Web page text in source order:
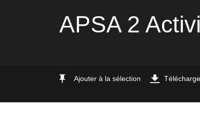
APSA 2
Ajouter à la sélection